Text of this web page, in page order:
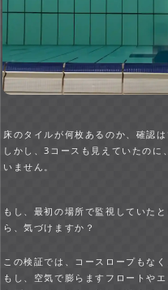
床のタイルが何枚あるのか、確認は
しかし、3コースも見えていたの
いません。
もし、最初の場所で監視していた
ら、気づけますか？
この検証では、コースロープもな
もし、空気で膨らますフロートや